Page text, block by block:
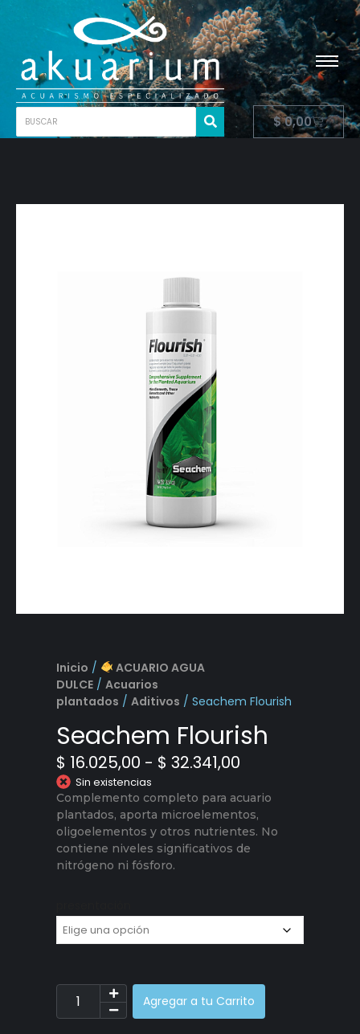
$0,00
Inicio /
ACUARIO AGUA
DULCE / Acuarios
plantados / Aditivos / Seachem Flourish
Seachem Flourish
$ 16.025,00 - $ 32.341,00
Sin existencias
Complemento completo para acuario
plantados, aporta microelementos,
oligoelementos y otros nutrientes. No
contiene niveles significativos de
nitrógeno ni fósforo.
Agregar a tu Carrito